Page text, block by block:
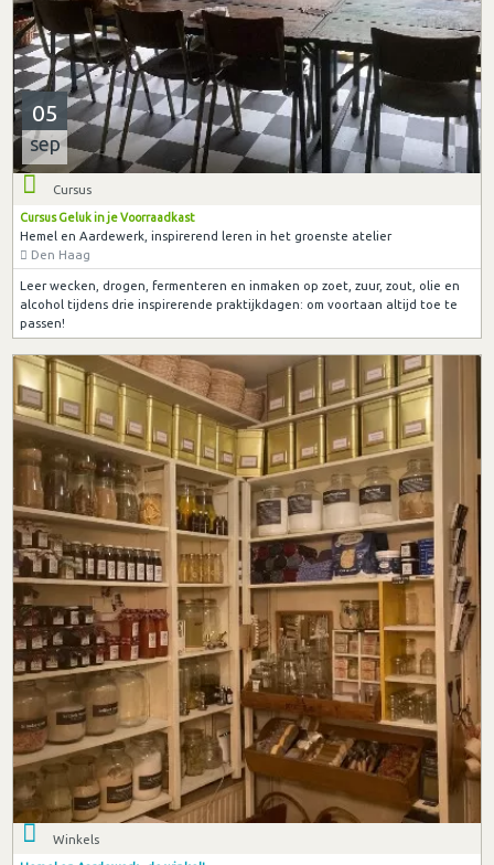
05
sep
Cursus
Cursus Geluk in je Voorraadkast
Hemel en Aardewerk, inspirerend leren in het groenste atelier
Den Haag
Leer wecken, drogen, fermenteren en inmaken op zoet, zuur, zout, olie en
alcohol tijdens drie inspirerende praktijkdagen: om voortaan altijd toe te
passen!
Winkels